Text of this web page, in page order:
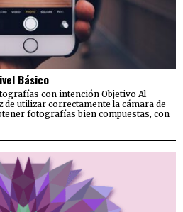
Básico
con intención Objetivo Al
de utilizar correctamente la cámara de
fotografías bien compuestas, con